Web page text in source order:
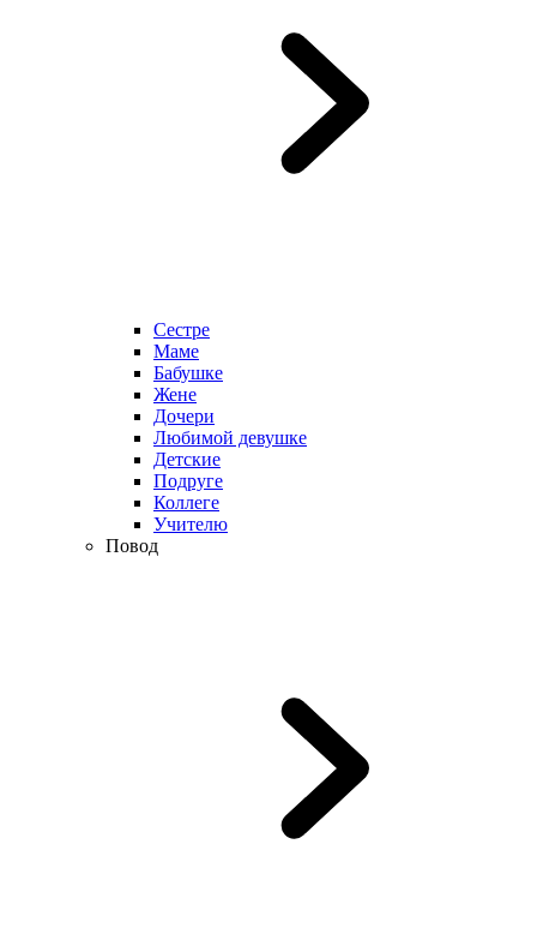
Сестре
Маме
Бабушке
Жене
Дочери
Любимой девушке
Детские
Подруге
Коллеге
Учителю
Повод